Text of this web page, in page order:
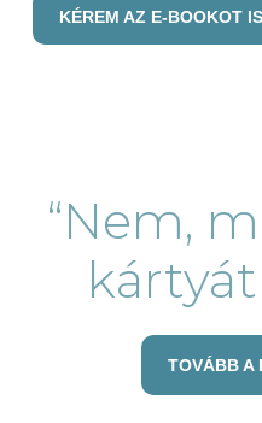
KÉREM AZ E-BOOKOT IS
“Nem,
TOVÁBB A